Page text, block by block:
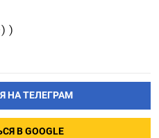
)
НА ТЕЛЕГРАМ
В GOOGLE